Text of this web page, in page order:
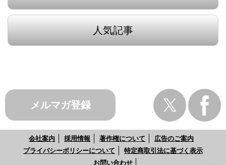
人気記事
メルマガ登録
会社案内 採用情報 著作権について
広告のご案内
プライバシーポリシーについて
特定商取引法に基づく表示
お問い合わせ